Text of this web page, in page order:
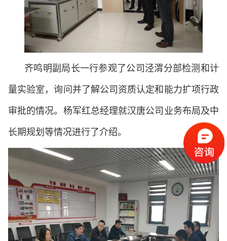
齐鸣明副局长一行参观了公司泾渭分部检测和计
量实验室，询问并了解公司资质认定和能力扩项行政
审批的情况。杨军红总经理就汉唐公司业务布局及中
长期规划等情况进行了介绍。